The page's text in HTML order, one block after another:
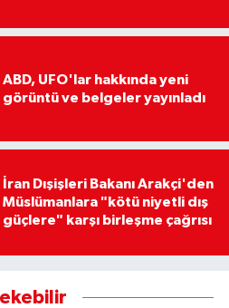
ABD, UFO'lar hakkında yeni
görüntü ve belgeler yayınladı
İran Dışişleri Bakanı Arakçi'den
Müslümanlara "kötü niyetli dış
güçlere" karşı birleşme çağrısı